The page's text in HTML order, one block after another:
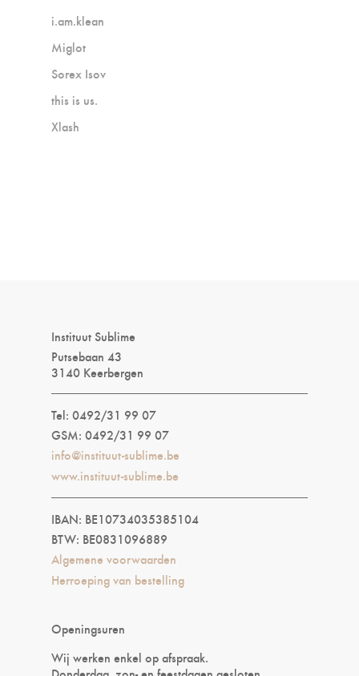
i.am.klean
Miglot
Sorex Isov
this is us.
Xlash
Instituut Sublime
Putsebaan 43
3140 Keerbergen
Tel: 0492/31 99 07
GSM: 0492/31 99 07
info@instituut-sublime.be
www.instituut-sublime.be
IBAN: BE10734035385104
BTW: BE0831096889
Algemene voorwaarden
Herroeping van bestelling
Openingsuren
Wij werken enkel op afspraak.